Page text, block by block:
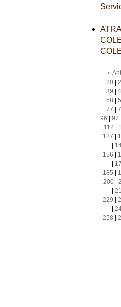
«
20|
39
58
77
96
97
112
127
156
185
200|
229
258